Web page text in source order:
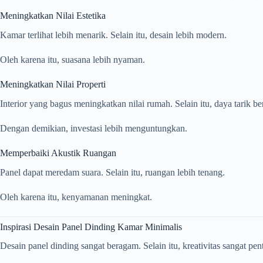
Meningkatkan Nilai Estetika
Kamar terlihat lebih menarik. Selain itu, desain lebih modern.
Oleh karena itu, suasana lebih nyaman.
Meningkatkan Nilai Properti
Interior yang bagus meningkatkan nilai rumah. Selain itu, daya tarik
Dengan demikian, investasi lebih menguntungkan.
Memperbaiki Akustik Ruangan
Panel dapat meredam suara. Selain itu, ruangan lebih tenang.
Oleh karena itu, kenyamanan meningkat.
Inspirasi Desain Panel Dinding Kamar Minimalis
Desain panel dinding sangat beragam. Selain itu, kreativitas sangat